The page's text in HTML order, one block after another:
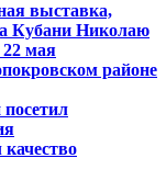
выставка,
Кубани Николаю
мая
районе